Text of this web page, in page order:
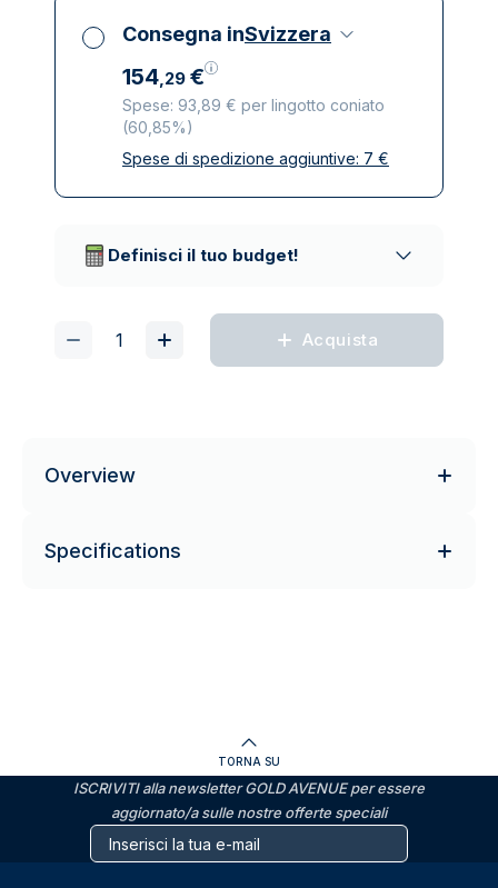
Consegna inSvizzera
154,29 €
Spese: 93,89 € per lingotto coniato
(60,85%)
Tutte le tasse incluse
Spese di spedizione aggiuntive: 7 €
Definisci il tuo budget!
Acquista
Overview
Specifications
TORNA SU
ISCRIVITI alla newsletter GOLD AVENUE per essere
aggiornato/a sulle nostre offerte speciali